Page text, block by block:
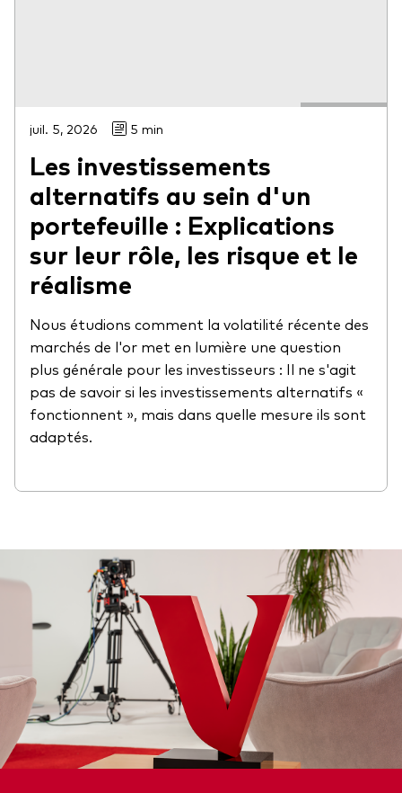
juil. 5, 2026 5 min
Les investissements
alternatifs au sein d'un
portefeuille : Explications
sur leur rôle, les risque et le
réalisme
Nous étudions comment la volatilité récente des
marchés de l'or met en lumière une question
plus générale pour les investisseurs : Il ne s'agit
pas de savoir si les investissements alternatifs «
fonctionnent », mais dans quelle mesure ils sont
adaptés.